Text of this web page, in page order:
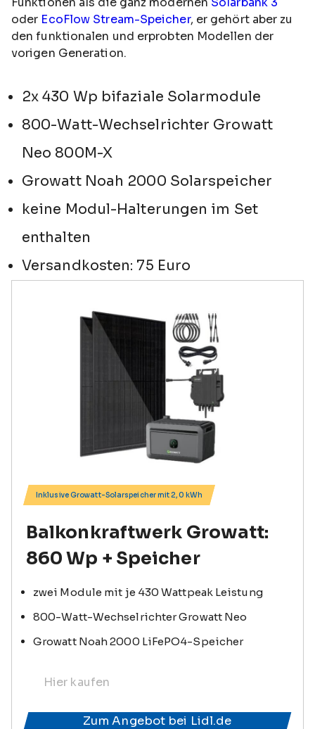
oder EcoFlow Stream-Speicher, er gehört aber zu
den funktionalen und erprobten Modellen der
vorigen Generation.
2x 430 Wp bifaziale Solarmodule
800-Watt-Wechselrichter Growatt
Neo 800M-X
Growatt Noah 2000 Solarspeicher
keine Modul-Halterungen im Set
enthalten
Versandkosten: 75 Euro
Inklusive Growatt-Solarspeicher mit 2,0 kWh
Balkonkraftwerk Growatt:
860 Wp + Speicher
zwei Module mit je 430 Wattpeak Leistung
800-Watt-Wechselrichter Growatt Neo
Growatt Noah 2000 LiFePO4-Speicher
Hier kaufen
Zum Angebot bei Lidl.de